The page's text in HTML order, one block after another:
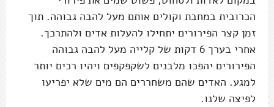
הכרובית במחבת וקולים אותם מעל להבה גבוהה. תוך
זמן קצר הפירורים יתחילו להעלות אדים ולהתרכך.
אחרי בערך 6 דקות של קלייה מעל להבה גבוהה
הפירורים יהפכו מלבנים לשקפקפים ויהיו רכים יותר
למגע. האדים שהם משחררים הם מים שלא יפריעו
לפיצה שלנו.